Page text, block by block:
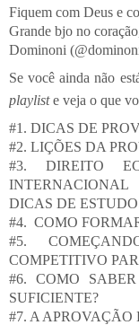
Fiquem com Deus e
Grande bjo no
Dominoni
Se você ainda não
playliste veja o que
#1. DICAS DE
#2. LIÇÕES DA
#3. DIREITO
DICAS DE
#4. COMO
#5.
COMPETITIVO
#6. COMO
SUFICIENTE?
#7. A